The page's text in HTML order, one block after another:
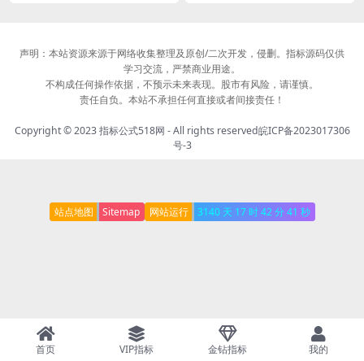
声明：本站资源来源于网络收集整理及原创/二次开发，侵删。指标源码仅供
学习交流，严禁商业用途。
不构成任何操作依据，不预示未来表现。股市有风险，请谨慎。
责任自负。本站不承担任何直接或者间接责任！
Copyright © 2023指标公式518网 - All rights reserved皖ICP备2023017306
号-3
首页 VIP指标 金钻指标 我的
站点地图 Sitemap 网站运行 3140 天 17 时 42 分 41 秒